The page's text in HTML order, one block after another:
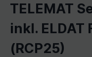
TELEMAT
inkl.
(RCP25)